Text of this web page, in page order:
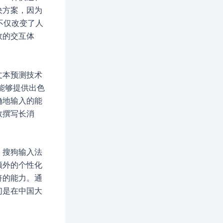
案，因为
改变了人
的交互体
本预测技术
够提供出色
地输入的能
写长消
搜狗输入法
外的个性化
能力。通
在中国大